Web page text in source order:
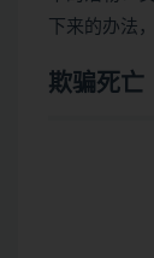
下来的办法
欺骗死亡